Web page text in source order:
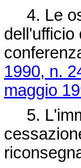
4. Le
dell'ufficio
1990, n.
maggio
5.